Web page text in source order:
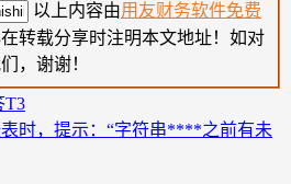
以上内容由用友财务软件免费
转载分享时注明本文地址！如对
，谢谢！
T3
时，提示：“字符串****之前有未